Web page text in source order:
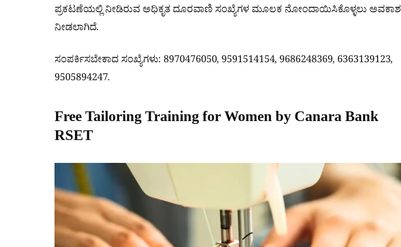
ಪ್ರಕಟಣೆಯಲ್ಲಿ ನೀಡಿರುವ ಅಧಿಕೃತ ದೂರವಾಣಿ ಸಂಖ್ಯೆಗಳ ಮೂಲಕ ನೋಂದಾಯಿಸಿಕೊಳ್ಳಲು ಅವಕಾಶ
ನೀಡಲಾಗಿದೆ.
ಸಂಪರ್ಕಿಸಬೇಕಾದ ಸಂಖ್ಯೆಗಳು: 8970476050, 9591514154, 9686248369, 6363139123,
9505894247.
Free Tailoring Training for Women by Canara Bank
RSET